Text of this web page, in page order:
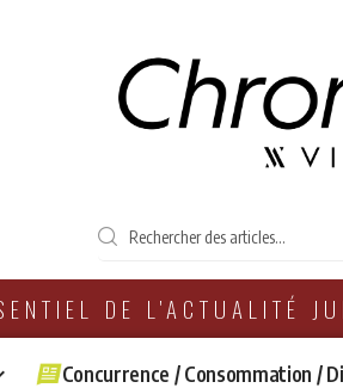
DE L'ACTUALITÉ
Concurrence / Consommation /